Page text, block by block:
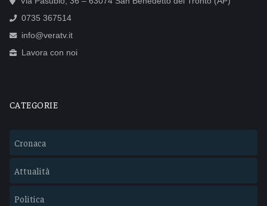
0735 367514
info@veratv.it
Lavora con noi
CATEGORIE
Cronaca
Attualità
Politica